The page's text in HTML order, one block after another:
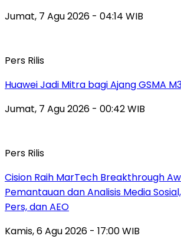
Jumat, 7 Agu 2026 - 04:14 WIB
Pers Rilis
Huawei Jadi Mitra bagi Ajang GSMA
Jumat, 7 Agu 2026 - 00:42 WIB
Pers Rilis
Cision Raih MarTech Breakthrough
Pemantauan dan Analisis Media
Pers, dan AEO
Kamis, 6 Agu 2026 - 17:00 WIB